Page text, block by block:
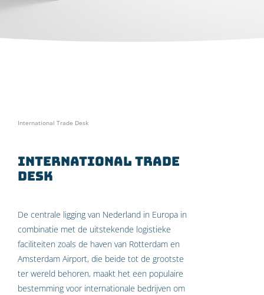
International Trade Desk
International Trade
Desk
De centrale ligging van Nederland in Europa in
combinatie met de uitstekende logistieke
faciliteiten zoals de haven van Rotterdam en
Amsterdam Airport, die beide tot de grootste
ter wereld behoren, maakt het een populaire
bestemming voor internationale bedrijven om